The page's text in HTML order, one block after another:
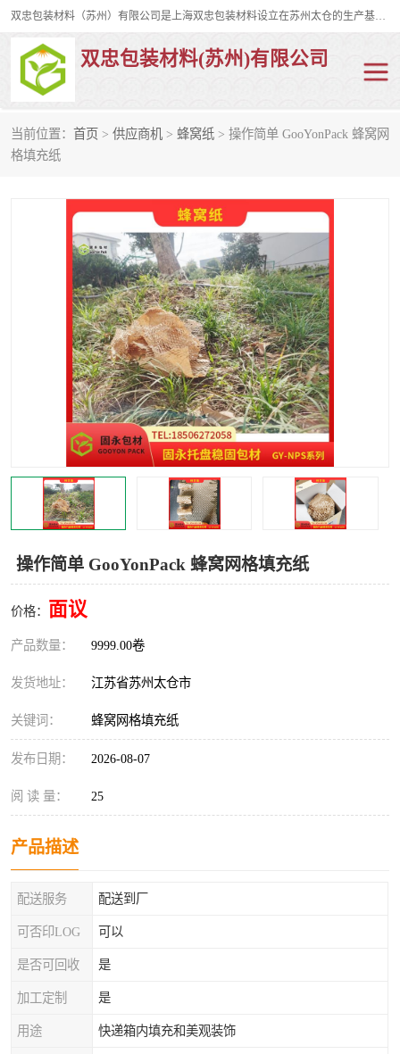
双忠包装材料（苏州）有限公司是上海双忠包装材料设立在苏州太仓的生产基地，占地约2万平米，产品主要有打孔缠绕膜，拉伸蜂窝纸，集装箱充气袋，滑托板，打包带，裹包网兜，防滑纸等箱体和托盘的运输和保护性包材。固永包材®，GooYon Pack®，是我们保护性包装材料的专属品牌。
双忠包装材料(苏州)有限公司
当前位置： 首页 > 供应商机 > 蜂窝纸 > 操作简单 GooYonPack 蜂窝网
格填充纸
操作简单 GooYonPack 蜂窝网格填充纸
价格： 面议
产品数量： 9999.00卷
发货地址： 江苏省苏州太仓市
关键词： 蜂窝网格填充纸
发布日期： 2026-08-07
阅 读 量： 25
产品描述
配送服务 配送到厂
可否印LOG 可以
是否可回收 是
加工定制 是
用途 快递箱内填充和美观装饰
打孔缠绕膜
裹包网兜 纤维打包带
充气袋
缠绕膜
托盘裹包网兜
托盘捆绑带